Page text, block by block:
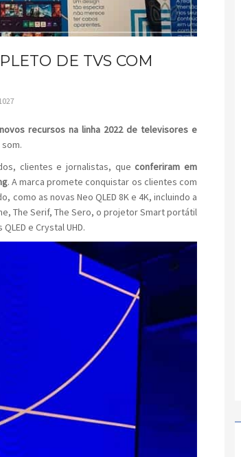
DE TVS COM
novos recursos na linha 2022 de televisores e
clientes e jornalistas, queconferiram em
. A marca promete conquistar os clientes com
as novas Neo QLED 8K e 4K, incluindo a
The Serif, The Sero, o projetor Smart portátil
e Crystal UHD.